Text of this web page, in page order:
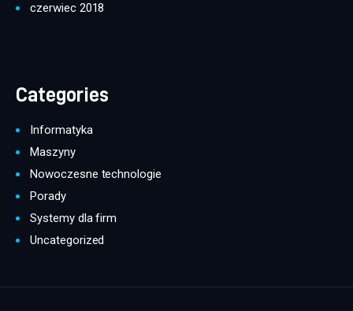
czerwiec 2018
Categories
Informatyka
Maszyny
Nowoczesne technologie
Porady
Systemy dla firm
Uncategorized